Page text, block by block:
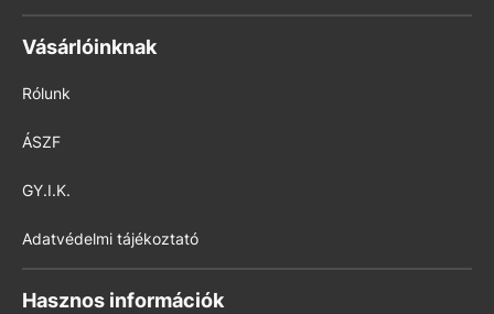
Vásárlóinknak
Rólunk
ÁSZF
GY.I.K.
Adatvédelmi tájékoztató
Hasznos információk